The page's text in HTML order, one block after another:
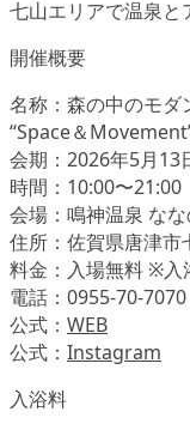
七山エリアで温泉と
開催概要
名称：森の中のモ
“Space＆
会期：2026年5月13
時間：10:00〜21:00
会場：鳴神温泉 な
住所：佐賀県唐津市
料金：入場無料 ※入
電話：0955-70-7070
公式： WEB
公式： Instagram
入浴料